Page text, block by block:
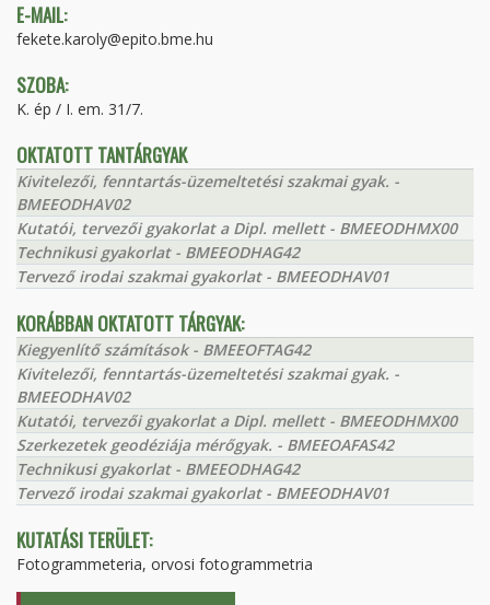
E-MAIL:
fekete.karoly@epito.bme.hu
SZOBA:
K. ép / I. em. 31/7.
OKTATOTT TANTÁRGYAK
Kivitelezői, fenntartás-üzemeltetési szakmai gyak. -
BMEEODHAV02
Kutatói, tervezői gyakorlat a Dipl. mellett - BMEEODHMX00
Technikusi gyakorlat - BMEEODHAG42
Tervező irodai szakmai gyakorlat - BMEEODHAV01
KORÁBBAN OKTATOTT TÁRGYAK:
Kiegyenlítő számítások - BMEEOFTAG42
Kivitelezői, fenntartás-üzemeltetési szakmai gyak. -
BMEEODHAV02
Kutatói, tervezői gyakorlat a Dipl. mellett - BMEEODHMX00
Szerkezetek geodéziája mérőgyak. - BMEEOAFAS42
Technikusi gyakorlat - BMEEODHAG42
Tervező irodai szakmai gyakorlat - BMEEODHAV01
KUTATÁSI TERÜLET:
Fotogrammeteria, orvosi fotogrammetria